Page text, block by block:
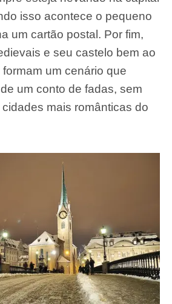
isso acontece o pequeno
um cartão postal. Por fim,
e seu castelo bem ao
um cenário que
um conto de fadas, sem
mais românticas do